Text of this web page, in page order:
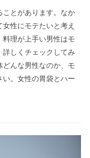
ことがあります。なか
性にモテたいと考え
理が上手い男性はモ
詳しくチェックしてみ
んな男性なのか、モ
。女性の胃袋とハー